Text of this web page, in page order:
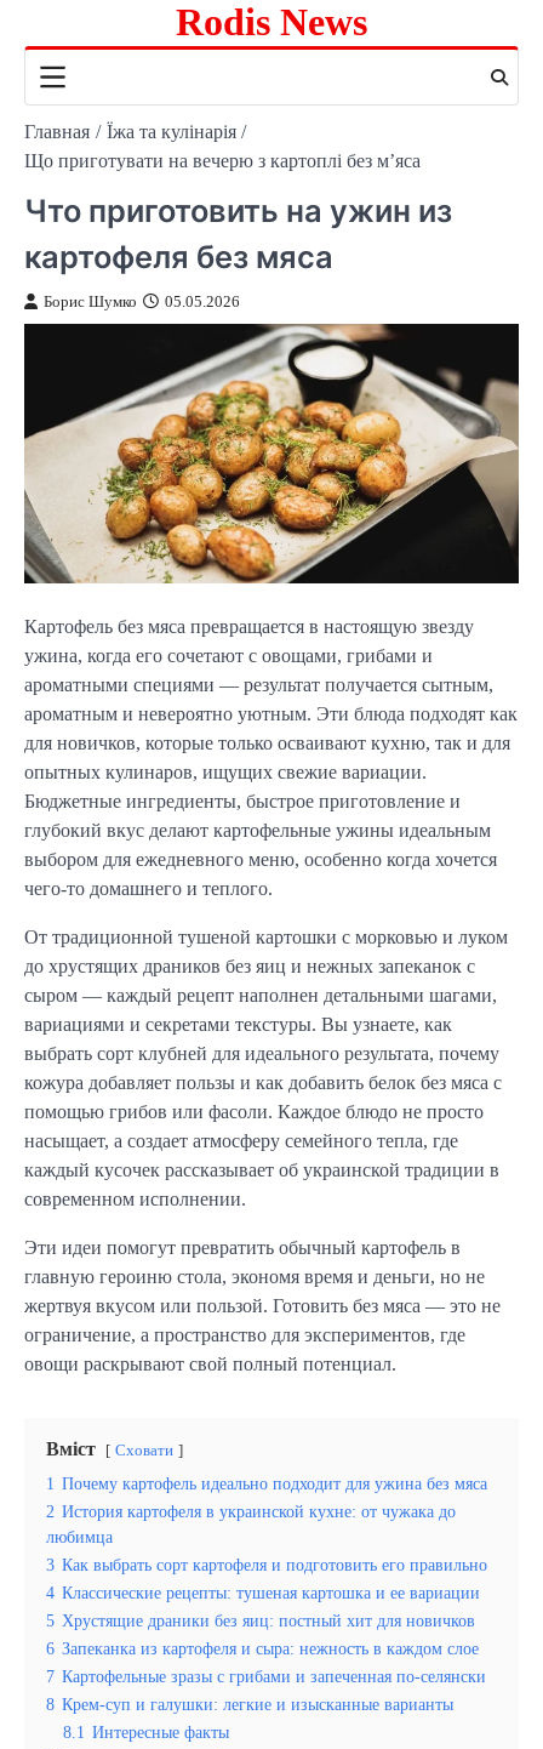
содержимому
Rodis News
Главная
Їжа та кулінарія
Що приготувати на вечерю з картоплі без м’яса
Что приготовить на ужин из
картофеля без мяса
Борис Шумко 05.05.2026
Картофель без мяса превращается в настоящую звезду
ужина, когда его сочетают с овощами, грибами и
ароматными специями — результат получается сытным,
ароматным и невероятно уютным. Эти блюда подходят как
для новичков, которые только осваивают кухню, так и для
опытных кулинаров, ищущих свежие вариации.
Бюджетные ингредиенты, быстрое приготовление и
глубокий вкус делают картофельные ужины идеальным
выбором для ежедневного меню, особенно когда хочется
чего-то домашнего и теплого.
От традиционной тушеной картошки с морковью и луком
до хрустящих драников без яиц и нежных запеканок с
сыром — каждый рецепт наполнен детальными шагами,
вариациями и секретами текстуры. Вы узнаете, как
выбрать сорт клубней для идеального результата, почему
кожура добавляет пользы и как добавить белок без мяса с
помощью грибов или фасоли. Каждое блюдо не просто
насыщает, а создает атмосферу семейного тепла, где
каждый кусочек рассказывает об украинской традиции в
современном исполнении.
Эти идеи помогут превратить обычный картофель в
главную героиню стола, экономя время и деньги, но не
жертвуя вкусом или пользой. Готовить без мяса — это не
ограничение, а пространство для экспериментов, где
овощи раскрывают свой полный потенциал.
Вміст Сховати
1 Почему картофель идеально подходит для ужина без мяса
2 История картофеля в украинской кухне: от чужака до
любимца
3 Как выбрать сорт картофеля и подготовить его правильно
4 Классические рецепты: тушеная картошка и ее вариации
5 Хрустящие драники без яиц: постный хит для новичков
6 Запеканка из картофеля и сыра: нежность в каждом слое
7 Картофельные зразы с грибами и запеченная по-селянски
8 Крем-суп и галушки: легкие и изысканные варианты
8.1 Интересные факты